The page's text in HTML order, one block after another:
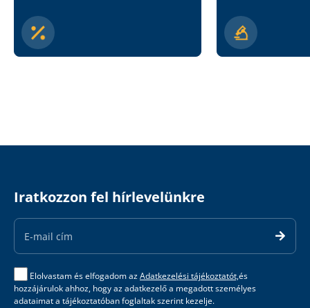
Iratkozzon fel hírlevelünkre
Email
Address
Elolvastam és elfogadom azAdatkezelési tájékoztatót,és
hozzájárulok ahhoz, hogy az adatkezelő a megadott személyes
adataimat a tájékoztatóban foglaltak szerint kezelje.